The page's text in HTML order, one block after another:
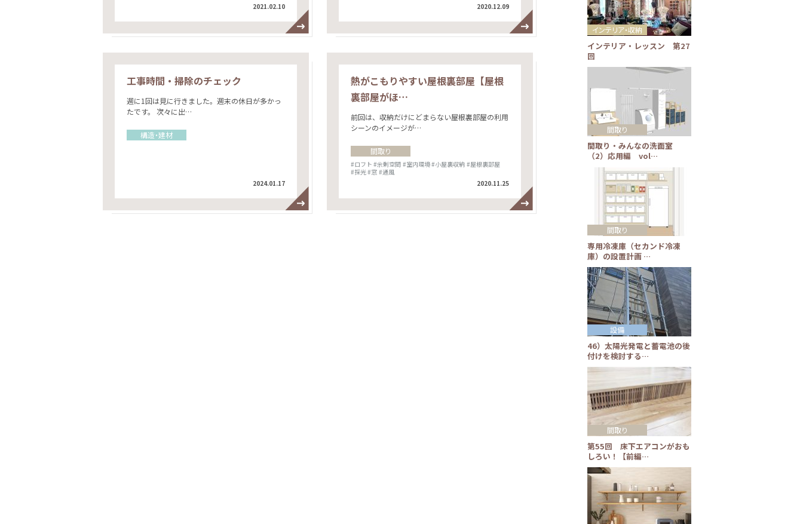
2021.02.10
2020.12.09
工事時間・掃除のチェック
週に1回は見に行きました。週末の休日が多かっ
たです。 次々に出…
構造・建材
2024.01.17
熱がこもりやすい屋根裏部屋【屋根
裏部屋がほ…
前回は、収納だけにどまらない屋根裏部屋の利用
シーンのイメージが…
間取り
#ロフト #余剰空間 #室内環境#小屋裏収納 #屋根裏部屋
#採光#窓 #通風
2020.11.25
インテリア・レッスン 第27
回
インテリア・収納
間取り・みんなの洗面室
（2）応用編 vol…
間取り
専用冷凍庫（セカンド冷凍
庫）の設置計画 …
間取り
46）太陽光発電と蓄電池の後
付けを検討する…
設備
第55回 床下エアコンがおも
しろい！【前編…
間取り